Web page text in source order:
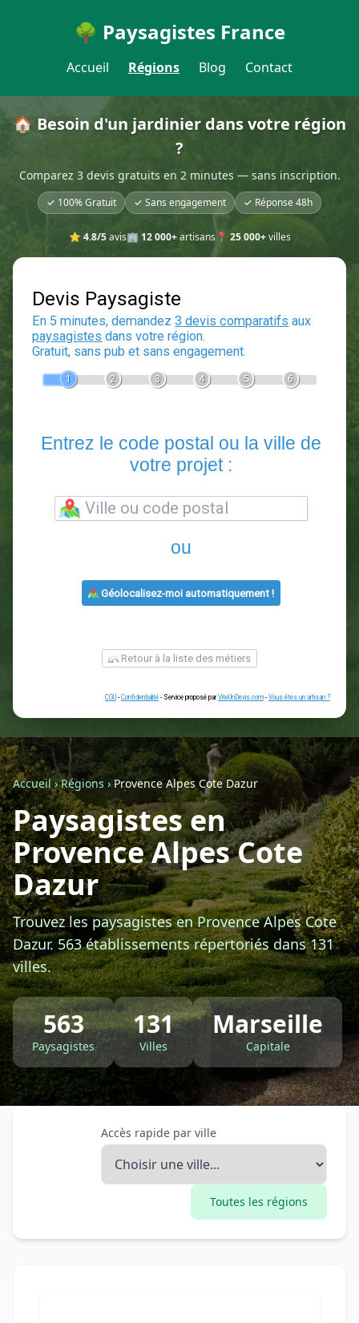
🌳 Paysagistes France
Accueil Régions Blog Contact
🏠 Besoin d'un jardinier dans votre région
?
Comparez 3 devis gratuits en 2 minutes — sans inscription.
✓ 100% Gratuit ✓ Sans engagement ✓ Réponse 48h
⭐ 4.8/5avis🏢 12 000+artisans📍 25 000+villes
Devis Paysagiste
En 5 minutes, demandez3 devis comparatifs
2 3
Entrez le code postal ou la
ou
Retour à la liste des métiers
CGU-Confidentialité- Service proposé parViteUnDevis.com-Vous
Accueil ›Régions›Provence Alpes Cote Dazur
Paysagistes en
Provence Alpes Cote
Dazur
Trouvez les paysagistes en Provence Alpes Cote
Dazur. 563 établissements répertoriés dans 131
villes.
563
Paysagistes
131
Villes
Marseille
Capitale
Accès rapide par ville
Toutes les régions